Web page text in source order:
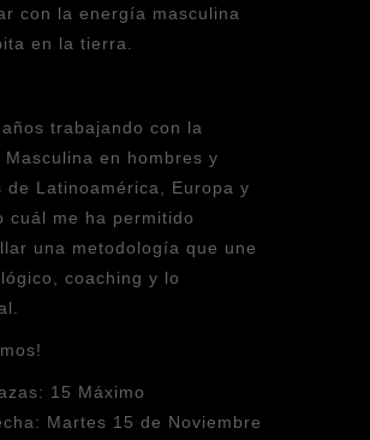
con la energía masculina
en la tierra.
trabajando con la
en hombres y
de Latinoamérica, Europa y
cuál me ha permitido
una metodología que une
coaching y lo
15 Máximo
Martes 15 de Noviembre